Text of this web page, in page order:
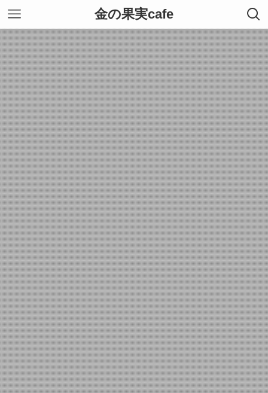
金の果実cafe